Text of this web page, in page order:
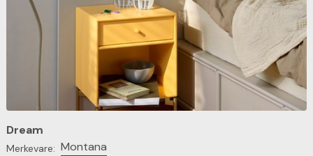
Dream
Merkevare: Montana